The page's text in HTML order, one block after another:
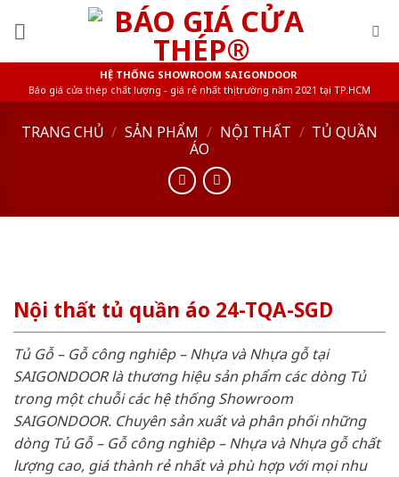
HỆ THỐNG SHOWROOM SAIGONDOOR
Báo giá cửa thép chất lượng - giá rẻ nhất thị trường năm 2021 tại TP.HCM
TRANG CHỦ / SẢN PHẨM / NỘI THẤT / TỦ QUẦN
ÁO
Nội thất tủ quần áo 24-TQA-SGD
Tủ Gỗ – Gỗ công nghiêp – Nhựa và Nhựa gỗ tại
SAIGONDOOR là thương hiệu sản phẩm các dòng Tủ
trong một chuỗi các hệ thống Showroom
SAIGONDOOR. Chuyên sản xuất và phân phối những
dòng Tủ Gỗ – Gỗ công nghiêp – Nhựa và Nhựa gỗ chất
lượng cao, giá thành rẻ nhất và phù hợp với mọi nhu